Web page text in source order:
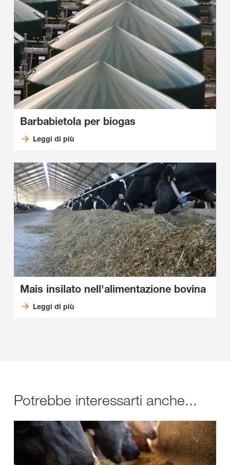
Barbabietola per biogas
Leggi di più
Mais insilato nell'alimentazione bovina
Leggi di più
Potrebbe interessarti anche...